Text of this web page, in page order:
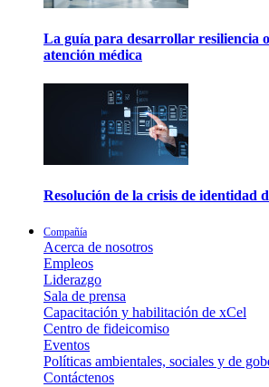
La guía para desarrollar resiliencia
atención médica
Resolución de la crisis de identidad
Compañía
Acerca de nosotros
Empleos
Liderazgo
Sala de prensa
Capacitación y habilitación de xCel
Centro de fideicomiso
Eventos
Políticas ambientales, sociales y de
Contáctenos